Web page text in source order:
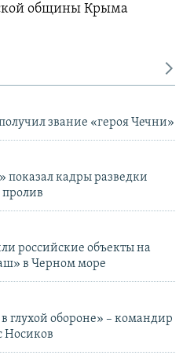
общины Крыма
звание «героя Чечни»
показал кадры разведки
пролив
российские объекты на
в Черном море
глухой обороне» – командир
Носиков